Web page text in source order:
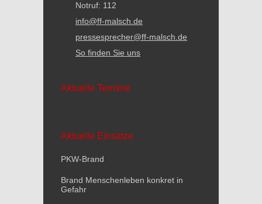
Notruf: 112
info@ff-malsch.de
pressesprecher@ff-malsch.de
So finden Sie uns
Aktuelle Termine
Aktuelle Einsätze
PKW-Brand
Brand Menschenleben konkret in
Gefahr